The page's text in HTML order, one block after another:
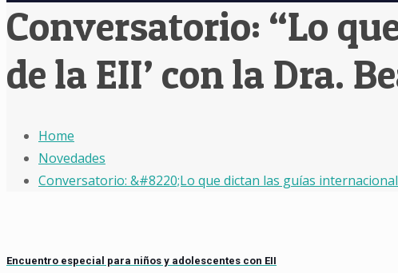
Conversatorio: “Lo
de la EII’ con la Dra.
Home
Novedades
Conversatorio: &#8220;Lo que dictan las guías
Encuentro especial para niños y adolescentes con EII